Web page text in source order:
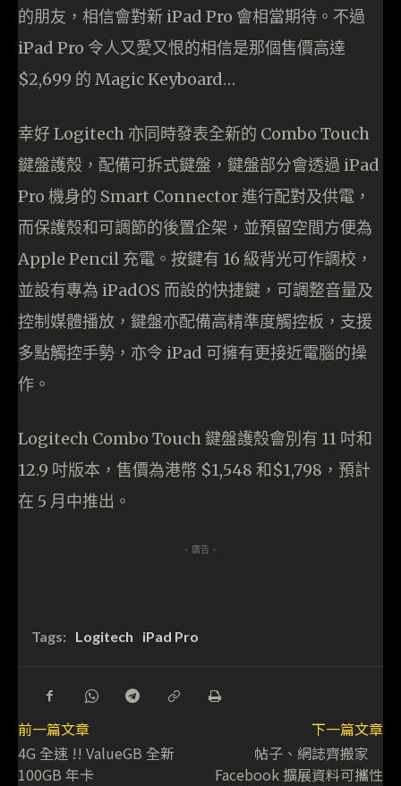
的朋友，相信會對新 iPad Pro 會相當期待。不過
iPad Pro 令人又愛又恨的相信是那個售價高達
$2,699 的 Magic Keyboard…
幸好 Logitech 亦同時發表全新的 Combo Touch
鍵盤護殼，配備可拆式鍵盤，鍵盤部分會透過 iPad
Pro 機身的 Smart Connector 進行配對及供電，
而保護殼和可調節的後置企架，並預留空間方便為
Apple Pencil 充電。按鍵有 16 級背光可作調校，
並設有專為 iPadOS 而設的快捷鍵，可調整音量及
控制媒體播放，鍵盤亦配備高精準度觸控板，支援
多點觸控手勢，亦令 iPad 可擁有更接近電腦的操
作。
Logitech Combo Touch 鍵盤護殼會別有 11 吋和
12.9 吋版本，售價為港幣 $1,548 和$1,798，預計
在 5 月中推出。
- 廣告 -
Tags: Logitech iPad Pro
前一篇文章
4G 全速 !! ValueGB 全新
100GB 年卡
下一篇文章
帖子、網誌齊搬家
Facebook 擴展資料可攜性